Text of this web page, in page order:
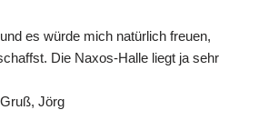
es würde mich natürlich freuen,
Die Naxos-Halle liegt ja sehr
Jörg